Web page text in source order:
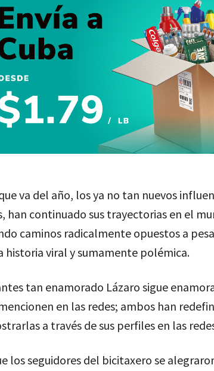
va del año, los ya no tan nuevos
han continuado sus trayectorias en el
caminos radicalmente opuestos a
historia viral y sumamente polémica.
tan enamorado Lázaro sigue
en las redes; ambos han
a través de sus perfiles en las
los seguidores del bicitaxero se